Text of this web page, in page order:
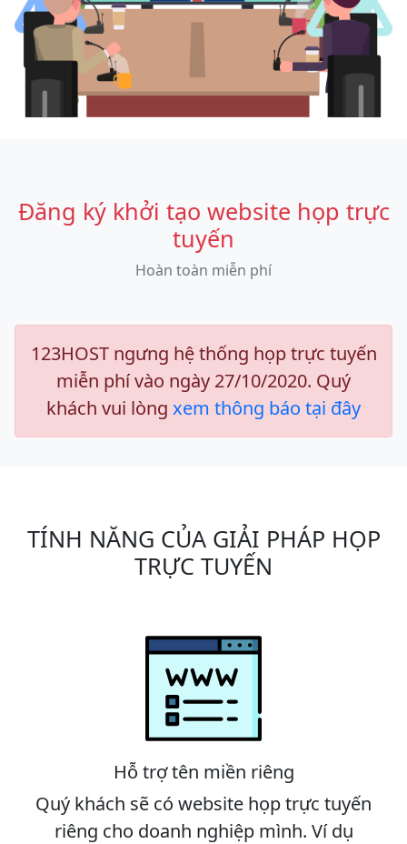
Đăng ký khởi tạo website họp trực
tuyến
Hoàn toàn miễn phí
123HOST ngưng hệ thống họp trực tuyến
miễn phí vào ngày 27/10/2020. Quý
khách vui lòng xem thông báo tại đây
TÍNH NĂNG CỦA GIẢI PHÁP HỌP
TRỰC TUYẾN
Hỗ trợ tên miền riêng
Quý khách sẽ có website họp trực tuyến
riêng cho doanh nghiệp mình. Ví dụ